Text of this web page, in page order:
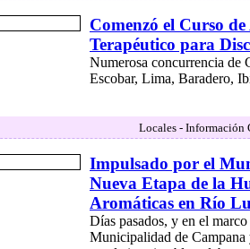
Comenzó el Curso
Terapéutico para
Numerosa concurrencia de
Escobar, Lima, Baradero,
Locales - Información
Impulsado por el
Nueva Etapa de la
Aromáticas en Río
Días pasados, y en el
Municipalidad de